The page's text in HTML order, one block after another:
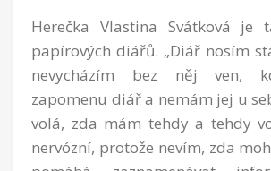
Herečka Vlastina Svátková je
papírových diářů. „Diář nosím
nevycházím bez něj ven,
zapomenu diář a nemám jej u
volá, zda mám tehdy a tehdy
nervózní, protože nevím, zda